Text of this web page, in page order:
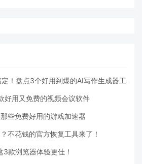
！盘点3个好用到爆的AI写作生成器工具
好用又免费的视频会议软件
些免费好用的游戏加速器
不花钱的官方恢复工具来了！
款浏览器体验更佳！